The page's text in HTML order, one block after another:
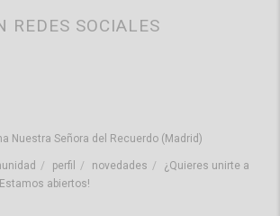
REDES SOCIALES
Nuestra Señora del Recuerdo (Madrid)
perfil novedades
¿Quieres unirte a
abiertos!